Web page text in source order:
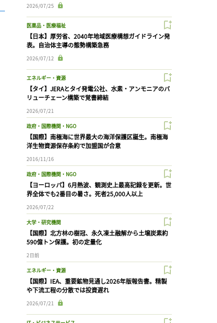
2026/07/25
医薬品・医療福祉
【日本】厚労省、2040年地域医療構想ガイドライン発
表。自治体主導の態勢構築急務
2026/07/12
エネルギー・資源
【タイ】JERAとタイ発電公社、水素・アンモニアのバ
リューチェーン構築で覚書締結
2026/07/21
政府・国際機関・NGO
【国際】南極海に世界最大の海洋保護区誕生。南極海
洋生物資源保存条約で加盟国が合意
2016/11/16
政府・国際機関・NGO
【ヨーロッパ】6月熱波、観測史上最高記録を更新。世
界全体でも2番目の暑さ。死者25,000人以上
2026/07/22
大学・研究機関
【国際】北方林の樹冠、永久凍土融解から土壌炭素約
590億トン保護。初の定量化
2日前
エネルギー・資源
【国際】IEA、重要鉱物見通し2026年版報告書。精製
や下流工程の分散では投資遅れ
2026/07/21